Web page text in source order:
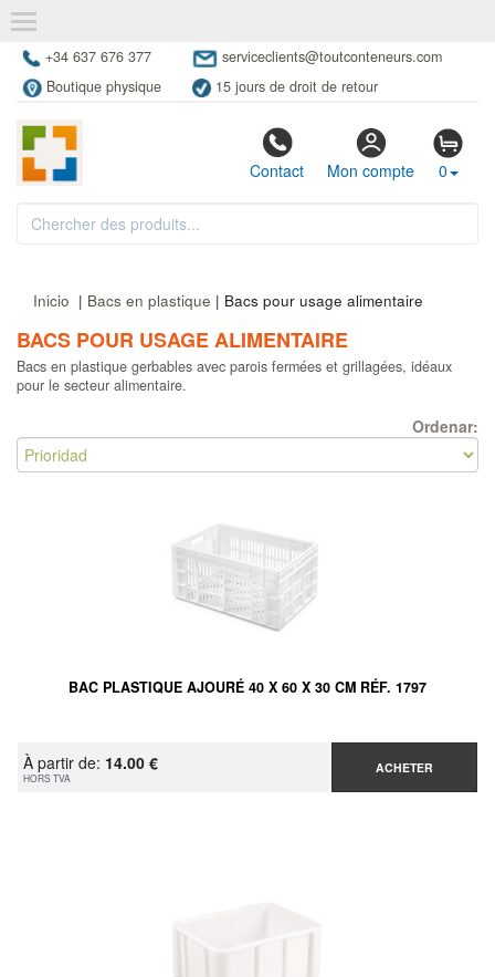
+34 637 676 377
serviceclients@toutconteneurs.com
Boutique physique
15 jours de droit de retour
Contact Mon compte 0
Inicio | Bacs en plastique | Bacs pour usage alimentaire
BACS POUR USAGE ALIMENTAIRE
Bacs en plastique gerbables avec parois fermées et grillagées, idéaux
pour le secteur alimentaire.
Ordenar:
BAC PLASTIQUE AJOURÉ 40 X 60 X 30 CM RÉF. 1797
À partir de: 14.00 €
HORS TVA
ACHETER